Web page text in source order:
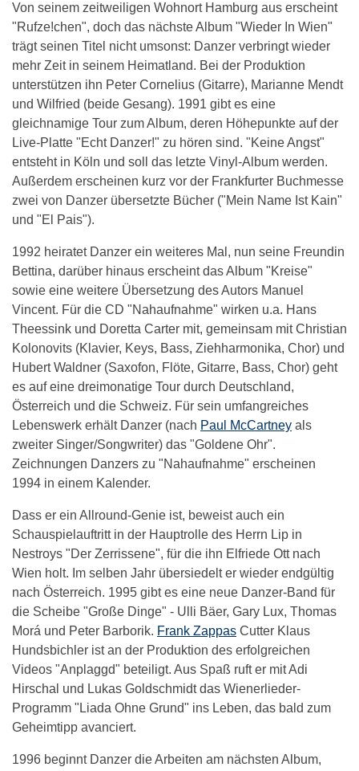
Von seinem zeitweiligen Wohnort Hamburg aus erscheint
"Rufze!chen", doch das nächste Album "Wieder In Wien"
trägt seinen Titel nicht umsonst: Danzer verbringt wieder
mehr Zeit in seinem Heimatland. Bei der Produktion
unterstützen ihn Peter Cornelius (Gitarre), Marianne Mendt
und Wilfried (beide Gesang). 1991 gibt es eine
gleichnamige Tour zum Album, deren Höhepunkte auf der
Live-Platte "Echt Danzer!" zu hören sind. "Keine Angst"
entsteht in Köln und soll das letzte Vinyl-Album werden.
Außerdem erscheinen kurz vor der Frankfurter Buchmesse
zwei von Danzer übersetzte Bücher ("Mein Name Ist Kain"
und "El Pais").
1992 heiratet Danzer ein weiteres Mal, nun seine Freundin
Bettina, darüber hinaus erscheint das Album "Kreise"
sowie eine weitere Übersetzung des Autors Manuel
Vincent. Für die CD "Nahaufnahme" wirken u.a. Hans
Theessink und Doretta Carter mit, gemeinsam mit Christian
Kolonovits (Klavier, Keys, Bass, Ziehharmonika, Chor) und
Hubert Waldner (Saxofon, Flöte, Gitarre, Bass, Chor) geht
es auf eine dreimonatige Tour durch Deutschland,
Österreich und die Schweiz. Für sein umfangreiches
Lebenswerk erhält Danzer (nach Paul McCartney als
zweiter Singer/Songwriter) das "Goldene Ohr".
Zeichnungen Danzers zu "Nahaufnahme" erscheinen
1994 in einem Kalender.
Dass er ein Allround-Genie ist, beweist auch ein
Schauspielauftritt in der Hauptrolle des Herrn Lip in
Nestroys "Der Zerrissene", für die ihn Elfriede Ott nach
Wien holt. Im selben Jahr übersiedelt er wieder endgültig
nach Österreich. 1995 gibt es eine neue Danzer-Band für
die Scheibe "Große Dinge" - Ulli Bäer, Gary Lux, Thomas
Morá und Peter Barborik. Frank Zappas Cutter Klaus
Hundsbichler ist an der Produktion des erfolgreichen
Videos "Anplaggd" beteiligt. Aus Spaß ruft er mit Adi
Hirschal und Lukas Goldschmidt das Wienerlieder-
Programm "Liada Ohne Grund" ins Leben, das bald zum
Geheimtipp avanciert.
1996 beginnt Danzer die Arbeiten am nächsten Album,